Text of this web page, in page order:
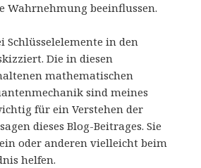
Wahrnehmung beeinflussen.
Schlüsselelemente in den
Die in diesen
mathematischen
sind meines
für ein Verstehen der
dieses Blog-Beitrages. Sie
oder anderen vielleicht beim
helfen.